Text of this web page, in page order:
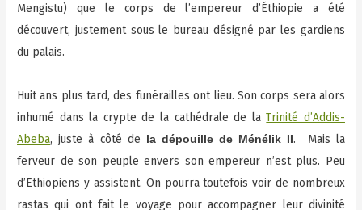
Mengistu) que le corps de l’empereur d’Éthiopie a été
découvert, justement sous le bureau désigné par les gardiens
du palais.
Huit ans plus tard, des funérailles ont lieu. Son corps sera alors
inhumé dans la crypte de la cathédrale de laTrinité d’Addis-
Abeba, juste à côté de la dépouille de Ménélik II. Mais la
ferveur de son peuple envers son empereur n’est plus. Peu
d’Ethiopiens y assistent. On pourra toutefois voir de nombreux
rastas qui ont fait le voyage pour accompagner leur divinité